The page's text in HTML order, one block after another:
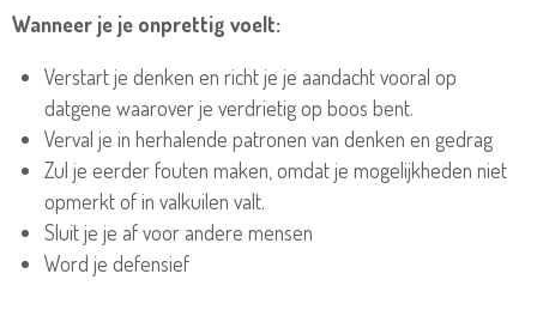
Wanneer je je onprettig voelt:
Verstart je denken en richt je je aandacht vooral op
datgene waarover je verdrietig op boos bent.
Verval je in herhalende patronen van denken en gedrag
Zul je eerder fouten maken, omdat je mogelijkheden niet
opmerkt of in valkuilen valt.
Sluit je je af voor andere mensen
Word je defensief